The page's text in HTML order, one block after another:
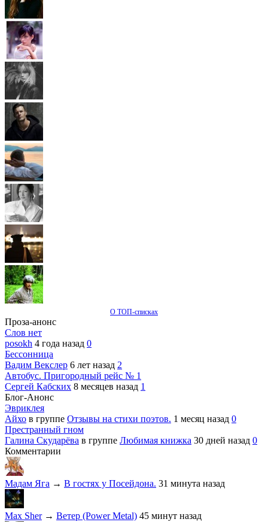
О ТОП-списках
Проза-анонс
Слов нет
posokh 4 года назад 0
Бессонница
Вадим Векслер 6 лет назад 2
Автобус. Пригородный рейс № 1
Сергей Кабских 8 месяцев назад 1
Блог-Анонс
Эвриклея
Айхо в группе Отзывы на стихи поэтов. 1 месяц назад 0
Престранный гном
Галина Скударёва в группе Любимая книжка 30 дней назад 0
Комментарии
Мадам Яга → В гостях у Посейдона. 31 минута назад
Max Sher→ Ветер (Power Metal) 45 минут назад